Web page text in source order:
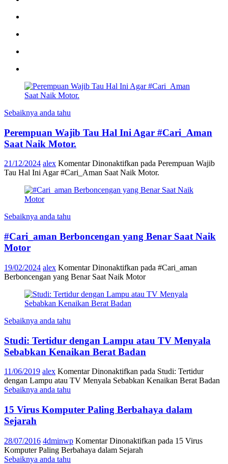
Sebaiknya anda tahu
Perempuan Wajib Tau Hal Ini Agar #Cari_Aman
Saat Naik Motor.
21/12/2024 alex Komentar Dinonaktifkan pada Perempuan Wajib
Tau Hal Ini Agar #Cari_Aman Saat Naik Motor.
Sebaiknya anda tahu
#Cari_aman Berboncengan yang Benar Saat Naik
Motor
19/02/2024 alex Komentar Dinonaktifkan pada #Cari_aman
Berboncengan yang Benar Saat Naik Motor
Sebaiknya anda tahu
Studi: Tertidur dengan Lampu atau TV Menyala
Sebabkan Kenaikan Berat Badan
11/06/2019 alex Komentar Dinonaktifkan pada Studi: Tertidur
dengan Lampu atau TV Menyala Sebabkan Kenaikan Berat Badan
Sebaiknya anda tahu
15 Virus Komputer Paling Berbahaya dalam
Sejarah
28/07/2016 4dminwp Komentar Dinonaktifkan pada 15 Virus
Komputer Paling Berbahaya dalam Sejarah
Sebaiknya anda tahu